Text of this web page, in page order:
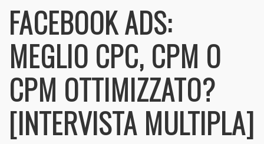
FACEBOOK ADS:
MEGLIO CPC, CPM O
CPM OTTIMIZZATO?
[INTERVISTA MULTIPLA]